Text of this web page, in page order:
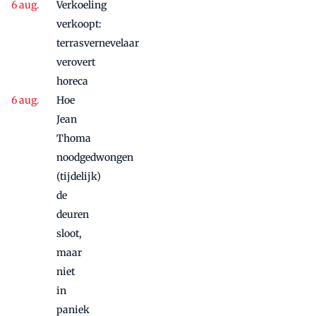
aanbieding'
vanwege
succes
maandje
Verkoeling
verkoopt:
terrasvernevelaar
verovert
horeca
Hoe
Jean
Thoma
noodgedwongen
(tijdelijk)
de
deuren
sloot,
maar
niet
in
paniek